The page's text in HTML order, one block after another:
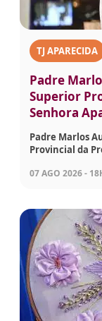
TJ APARECIDA
Padre
Superior
Senhora
Padre Marlos
Provincial da
07 AGO 2026 -